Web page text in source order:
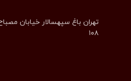
تهران باغ سپهسالار خیابان
۱۰۸